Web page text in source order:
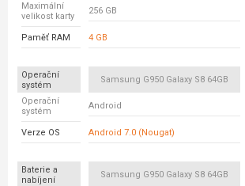
Maximální
velikost karty
256 GB
Paměť RAM 4 GB
Operační
systém
Samsung G950 Galaxy S8 64GB
Operační
systém
Android
Verze OS Android 7.0 (Nougat)
Baterie a
nabíjení
Samsung G950 Galaxy S8 64GB